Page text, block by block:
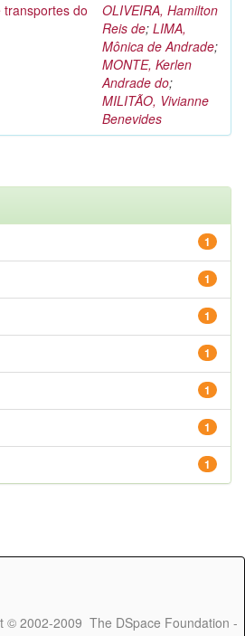
do
OLIVEIRA, Hamilton
Reis de; LIMA,
Mônica de Andrade;
MONTE, Kerlen
Andrade do;
MILITÃO, Vivianne
Benevides
1
1
1
1
1
1
1
© 2002-2009 The DSpace Foundation -